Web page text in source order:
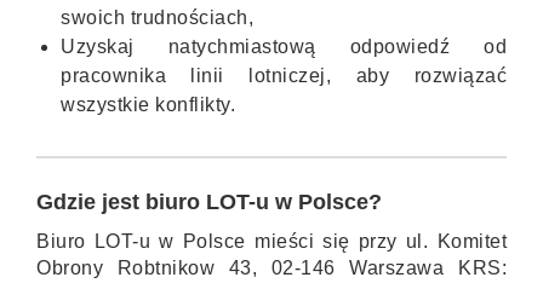
swoich trudnościach,
Uzyskaj natychmiastową odpowiedź od
pracownika linii lotniczej, aby rozwiązać
wszystkie konflikty.
Gdzie jest biuro LOT-u w Polsce?
Biuro LOT-u w Polsce mieści się przy ul. Komitet
Obrony Robtnikow 43, 02-146 Warszawa KRS: